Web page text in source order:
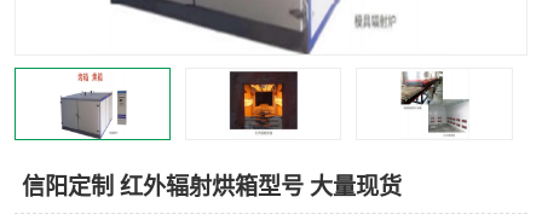
信阳定制 红外辐射烘箱型号 大量现货
定波长红外辐射加热器
快速红外辐射聚焦炉